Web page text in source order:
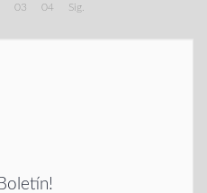
03 04 Sig.